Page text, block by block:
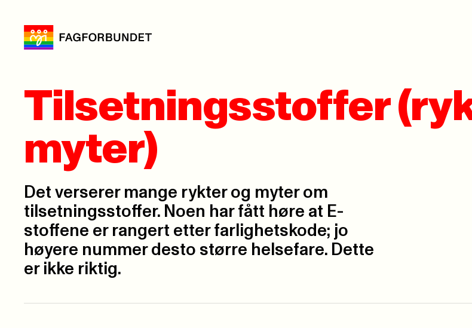
Tilsetningsstoffer
myter)
Det verserer mange rykter og myter om
tilsetningsstoffer. Noen har fått høre at E-
stoffene er rangert etter farlighetskode; jo
høyere nummer desto større helsefare. Dette
er ikke riktig.